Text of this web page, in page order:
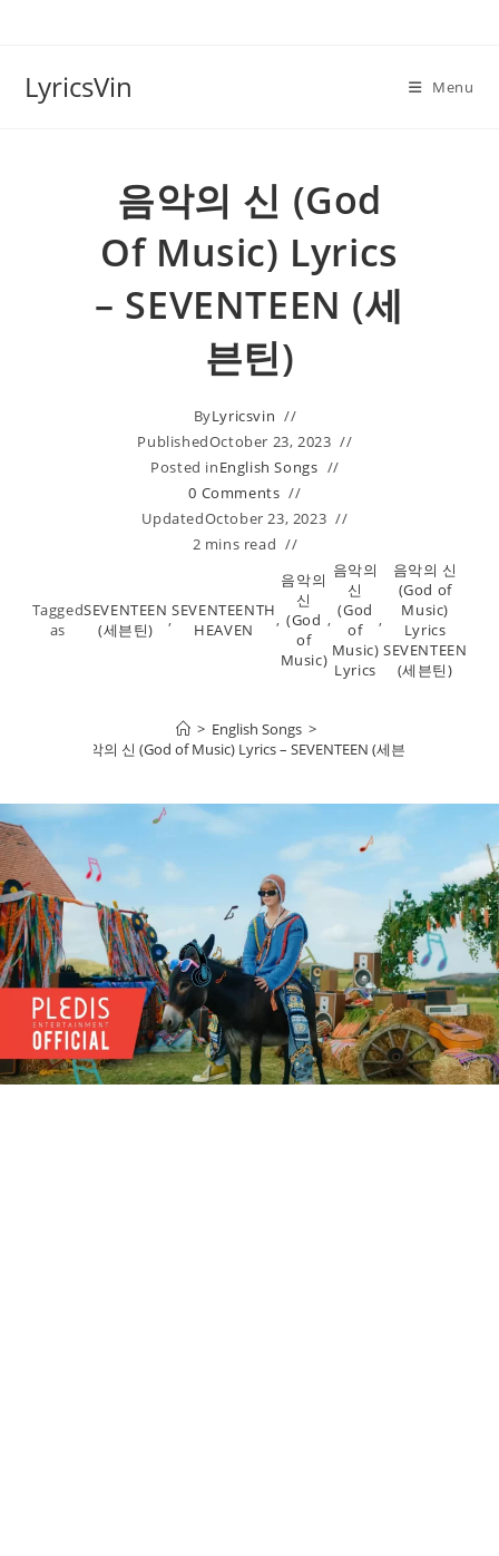
LyricsVin Menu
음악의 신 (God
Of Music) Lyrics
– SEVENTEEN (세
븐틴)
ByLyricsvin
PublishedOctober 23, 2023
Posted inEnglish Songs
0 Comments
UpdatedOctober 23, 2023
2 mins read
Tagged
as
SEVENTEEN
(세븐틴)
,SEVENTEENTH
HEAVEN
,
음악의
신
(God
of
Music)
,
음악의
신
(God
of
Music)
Lyrics
,
음악의 신
(God of
Music)
Lyrics
SEVENTEEN
(세븐틴)
> English Songs >
음악의 신 (God of Music) Lyrics – SEVENTEEN (세븐틴)